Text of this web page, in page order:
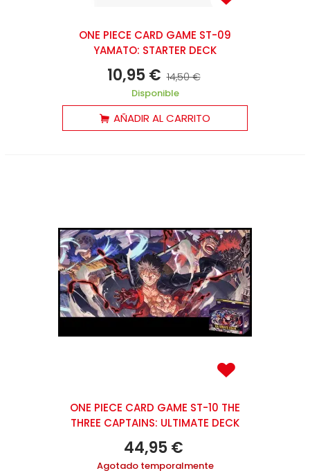
ONE PIECE CARD GAME ST-09
YAMATO: STARTER DECK
10,95 € 14,50 €
Disponible
AÑADIR AL CARRITO
ONE PIECE CARD GAME ST-10 THE
THREE CAPTAINS: ULTIMATE DECK
44,95 €
Agotado temporalmente